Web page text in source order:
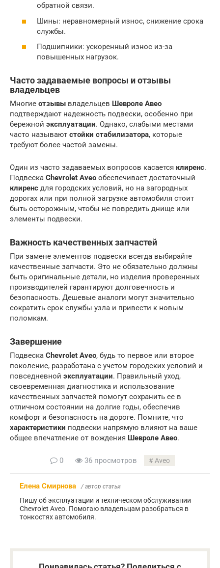
обратной связи.
Шины: неравномерный износ, снижение срока
службы.
Подшипники: ускоренный износ из-за
повышенных нагрузок.
Часто задаваемые вопросы и отзывы
владельцев
Многие отзывы владельцев Шевроле Авео
подтверждают надежность подвески, особенно при
бережной эксплуатации. Однако, слабыми местами
часто называют стойки стабилизатора, которые
требуют более частой замены.
Один из часто задаваемых вопросов касается клиренс.
Подвеска Chevrolet Aveo обеспечивает достаточный
клиренс для городских условий, но на загородных
дорогах или при полной загрузке автомобиля стоит
быть осторожным, чтобы не повредить днище или
элементы подвески.
Важность качественных запчастей
При замене элементов подвески всегда выбирайте
качественные запчасти. Это не обязательно должны
быть оригинальные детали, но изделия проверенных
производителей гарантируют долговечность и
безопасность. Дешевые аналоги могут значительно
сократить срок службы узла и привести к новым
поломкам.
Завершение
Подвеска Chevrolet Aveo, будь то первое или второе
поколение, разработана с учетом городских условий и
повседневной эксплуатации. Правильный уход,
своевременная диагностика и использование
качественных запчастей помогут сохранить ее в
отличном состоянии на долгие годы, обеспечив
комфорт и безопасность на дороге. Помните, что
характеристики подвески напрямую влияют на ваше
общее впечатление от вождения Шевроле Авео.
0 36 просмотров Aveo
Елена Смирнова / автор статьи
Пишу об эксплуатации и техническом обслуживании
Chevrolet Aveo. Помогаю владельцам разобраться в
тонкостях автомобиля.